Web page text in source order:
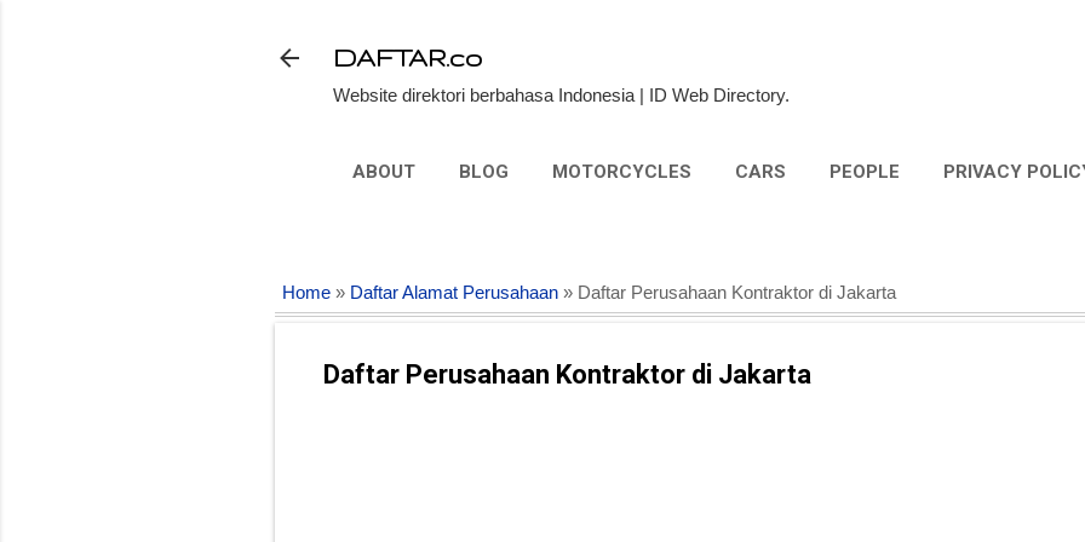
DAFTAR.co
Website direktori berbahasa Indonesia | ID Web Directory.
ABOUT BLOG MOTORCYCLES CARS PEOPLE PRIVACY
Home » Daftar Alamat Perusahaan » Daftar Perusahaan Kontraktor di Jakarta
Daftar Perusahaan Kontraktor di Jakarta